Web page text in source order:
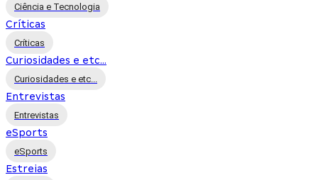
Ciência e Tecnologia
Críticas
Críticas
Curiosidades e etc...
Curiosidades e etc...
Entrevistas
Entrevistas
eSports
eSports
Estreias